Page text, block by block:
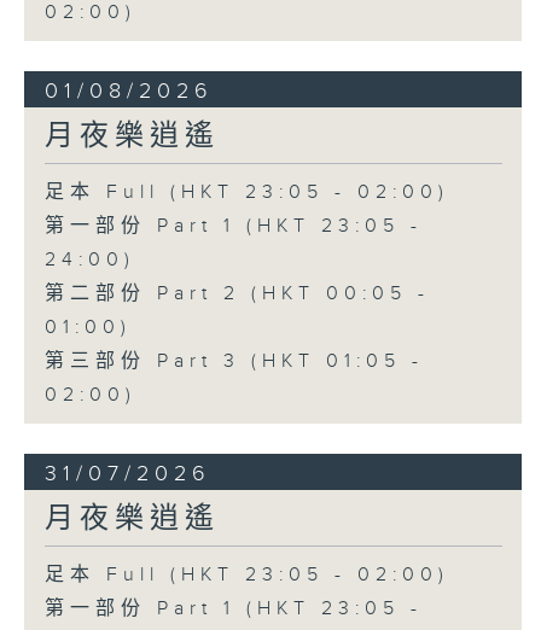
02:00)
01/08/2026
月夜樂逍遙
足本 Full (HKT 23:05 - 02:00)
第一部份 Part 1 (HKT 23:05 -
24:00)
第二部份 Part 2 (HKT 00:05 -
01:00)
第三部份 Part 3 (HKT 01:05 -
02:00)
31/07/2026
月夜樂逍遙
足本 Full (HKT 23:05 - 02:00)
第一部份 Part 1 (HKT 23:05 -